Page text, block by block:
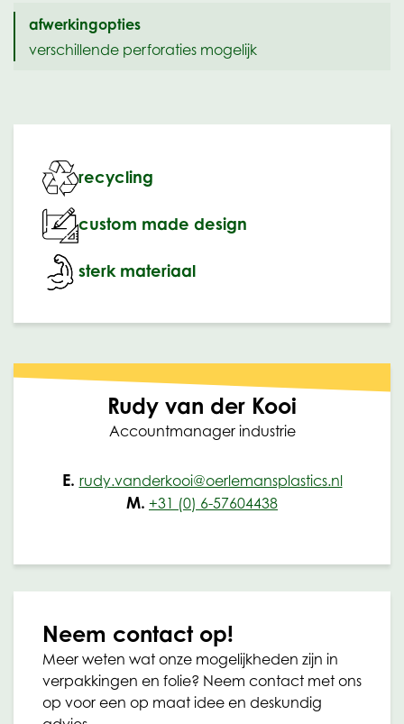
afwerkingopties
verschillende perforaties mogelijk
recycling
custom made design
sterk materiaal
Rudy van der Kooi
Accountmanager industrie
E. rudy.vanderkooi@oerlemansplastics.nl
M. +31 (0) 6-57604438
Neem contact op!
Meer weten wat onze mogelijkheden zijn in
verpakkingen en folie? Neem contact met ons
op voor een op maat idee en deskundig